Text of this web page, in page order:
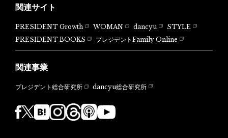
関連サイト
PRESIDENT Growth WOMAN dancyu
STYLE
PRESIDENT BOOKS
プレジデントFamily Online
関連事業
プレジデント総合研究所 dancyu総合研究所